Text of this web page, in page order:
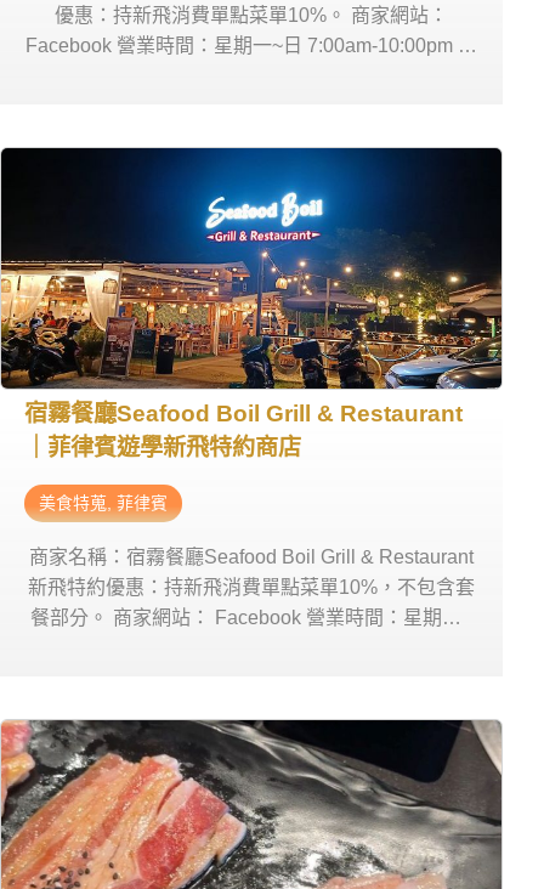
優惠：持新飛消費單點菜單10%。 商家網站：
Facebook 營業時間：星期一~日 7:00am-10:00pm 商
宿霧餐廳Seafood Boil Grill & Restaurant
｜菲律賓遊學新飛特約商店
美食特蒐, 菲律賓
商家名稱：宿霧餐廳Seafood Boil Grill & Restaurant
新飛特約優惠：持新飛消費單點菜單10%，不包含套
餐部分。 商家網站： Facebook 營業時間：星期一~